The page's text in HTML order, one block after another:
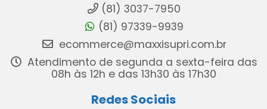
(81) 3037-7950
(81) 97339-9939
ecommerce@maxxisupri.com.br
Atendimento de segunda a sexta-feira das
08h às 12h e das 13h30 às 17h30
Redes Sociais